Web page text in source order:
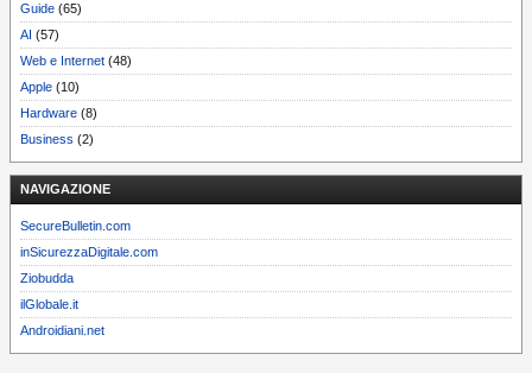
Guide (65)
AI (57)
Web e Internet (48)
Apple (10)
Hardware (8)
Business (2)
NAVIGAZIONE
SecureBulletin.com
inSicurezzaDigitale.com
Ziobudda
ilGlobale.it
Androidiani.net